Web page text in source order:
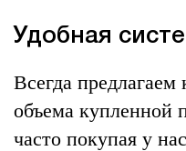
Удобная
Всегда
объема купленной
часто покупая у